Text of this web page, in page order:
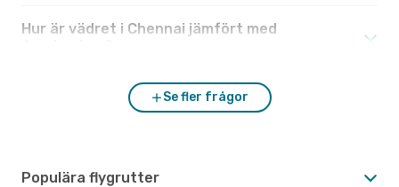
Hur är vädret i Chennai jämfört med
Se fler frågor
Populära flygrutter